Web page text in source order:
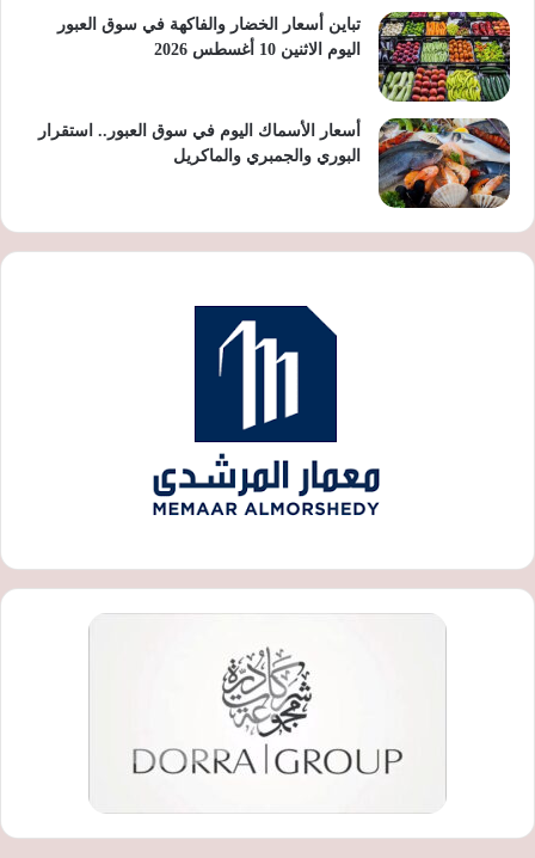
تباين أسعار الخضار والفاكهة في سوق العبور
اليوم الاثنين 10 أغسطس 2026
أسعار الأسماك اليوم في سوق العبور.. استقرار
البوري والجمبري والماكريل